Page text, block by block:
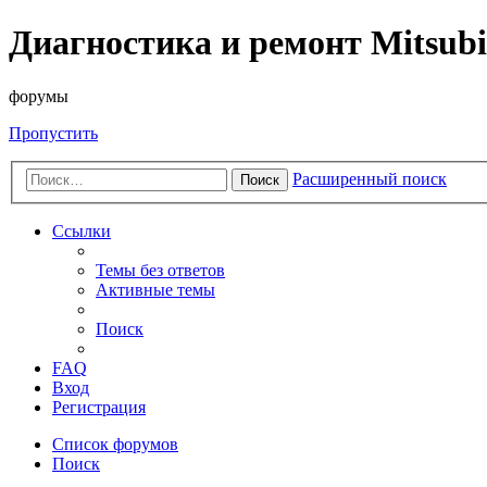
Диагностика и ремонт
форумы
Пропустить
Поиск Расширенный поиск
Ссылки
Темы без ответов
Активные темы
Поиск
FAQ
Вход
Регистрация
Список форумов
Поиск